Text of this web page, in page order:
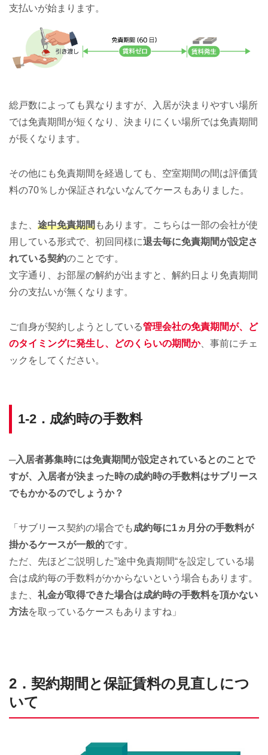
支払いが始まります。
総戸数によっても異なりますが、入居が決まりやすい場所
では免責期間が短くなり、決まりにくい場所では免責期間
が長くなります。
その他にも免責期間を経過しても、空室期間の間は評価賃
料の70％しか保証されないなんてケースもありました。
また、 途中免責期間もあります。こちらは一部の会社が使
用している形式で、初回同様に退去毎に免責期間が設定さ
れている契約のことです。
文字通り、お部屋の解約が出ますと、解約日より免責期間
分の支払いが無くなります。
ご自身が契約しようとしている管理会社の免責期間が、ど
のタイミングに発生し、どのくらいの期間か、事前にチェ
ックをしてください。
1-2．成約時の手数料
─入居者募集時には免責期間が設定されているとのことで
すが、入居者が決まった時の成約時の手数料はサブリース
でもかかるのでしょうか？
「サブリース契約の場合でも成約毎に1ヵ月分の手数料が
掛かるケースが一般的です。
ただ、先ほどご説明した”途中免責期間“を設定している場
合は成約毎の手数料がかからないという場合もあります。
また、 礼金が取得できた場合は成約時の手数料を頂かない
方法を取っているケースもありますね」
2．契約期間と保証賃料の見直しにつ
いて